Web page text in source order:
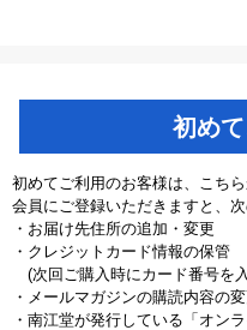
初め
初めてご利用のお客様は、こち
会員にご登録いただきますと、
・お届け先住所の追加・変更
・クレジットカード情報の保管
(次回ご購入時にカード番号を
・メールマガジンの購読内容の
・南江堂が発行している「オン